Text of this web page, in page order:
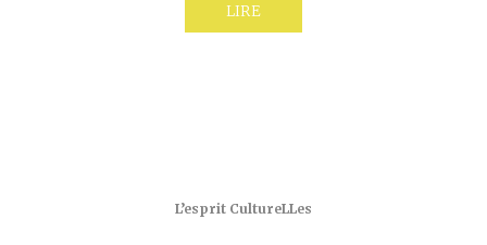
LIRE
L’esprit CultureLLes